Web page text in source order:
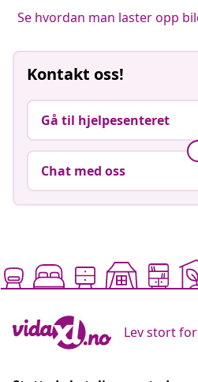
Se hvordan man laster opp
Kontakt oss!
Gå til hjelpesenteret
Chat med oss
Lev stort